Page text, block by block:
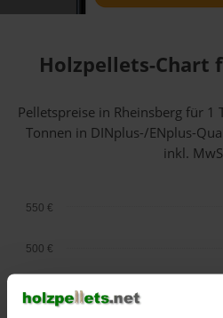
Holzpellets-Chart
Pelletspreise in Rheinsberg für 1
Tonnen in DINplus-/ENplus-
inkl.
450 €
500 €
550 €